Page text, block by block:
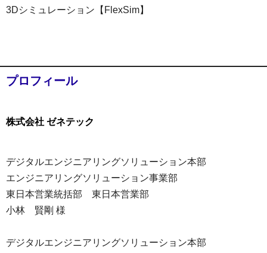
3Dシミュレーション【FlexSim】
プロフィール
株式会社 ゼネテック
デジタルエンジニアリングソリューション本部
エンジニアリングソリューション事業部
東日本営業統括部 東日本営業部
小林 賢剛 様
デジタルエンジニアリングソリューション本部